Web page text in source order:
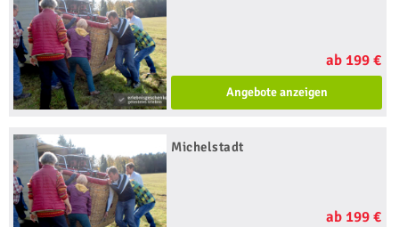
ab 199 €
Angebote anzeigen
Michelstadt
ab 199 €